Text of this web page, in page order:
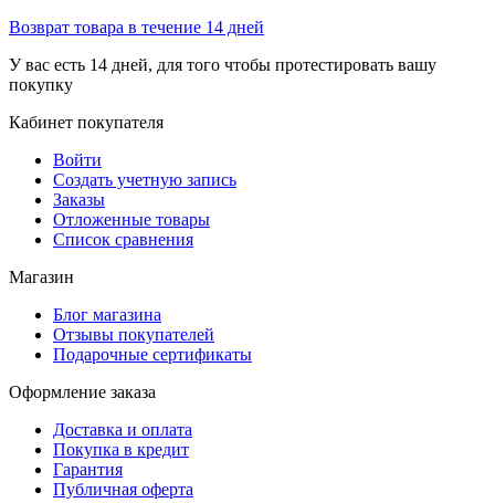
Возврат товара в течение 14 дней
У вас есть 14 дней, для того чтобы протестировать вашу
покупку
Кабинет покупателя
Войти
Создать учетную запись
Заказы
Отложенные товары
Список сравнения
Магазин
Блог магазина
Отзывы покупателей
Подарочные сертификаты
Оформление заказа
Доставка и оплата
Покупка в кредит
Гарантия
Публичная оферта